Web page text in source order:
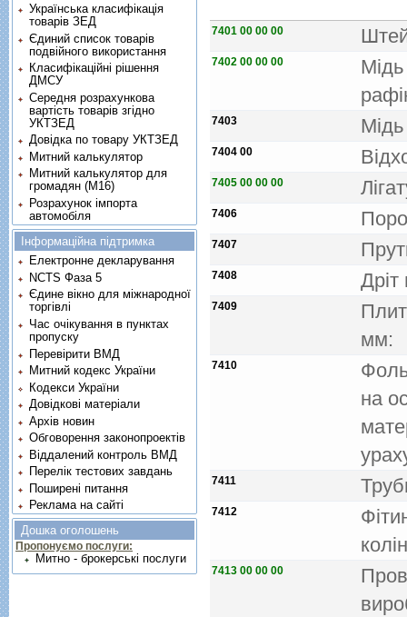
7401 00 00 00
7402 00 00 00
Мiдь
7403 Мiдь
7404 00
7405 00 00 00
7406
7407
7408 Дрiт
7409
мм:
7410
на
7411
7412
7413 00 00 00
Українська класифікація
товарів ЗЕД
Єдиний список товарів
подвійного використання
Класифікаційні рішення
ДМСУ
Середня розрахункова
вартість товарів згідно
УКТЗЕД
Довідка по товару УКТЗЕД
Митний калькулятор
Митний калькулятор для
громадян (М16)
Розрахунок імпорта
автомобіля
Інформаційна підтримка
Електронне декларування
NCTS Фаза 5
Єдине вікно для міжнародної
торгівлі
Час очікування в пунктах
пропуску
Перевірити ВМД
Митний кодекс України
Кодекси України
Довідкові матеріали
Архів новин
Обговорення законопроектів
Віддалений контроль ВМД
Перелік тестових завдань
Поширені питання
Реклама на сайті
Дошка оголошень
Пропонуємо послуги:
Митно - брокерські послуги